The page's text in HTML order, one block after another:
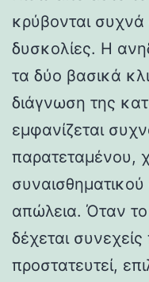
κρύβονται
δυσκολίες. Η
τα δύο βασικά
διάγνωση της
εμφανίζεται
παρατεταμένου,
απώλεια. Όταν
δέχεται
προστατευτεί,